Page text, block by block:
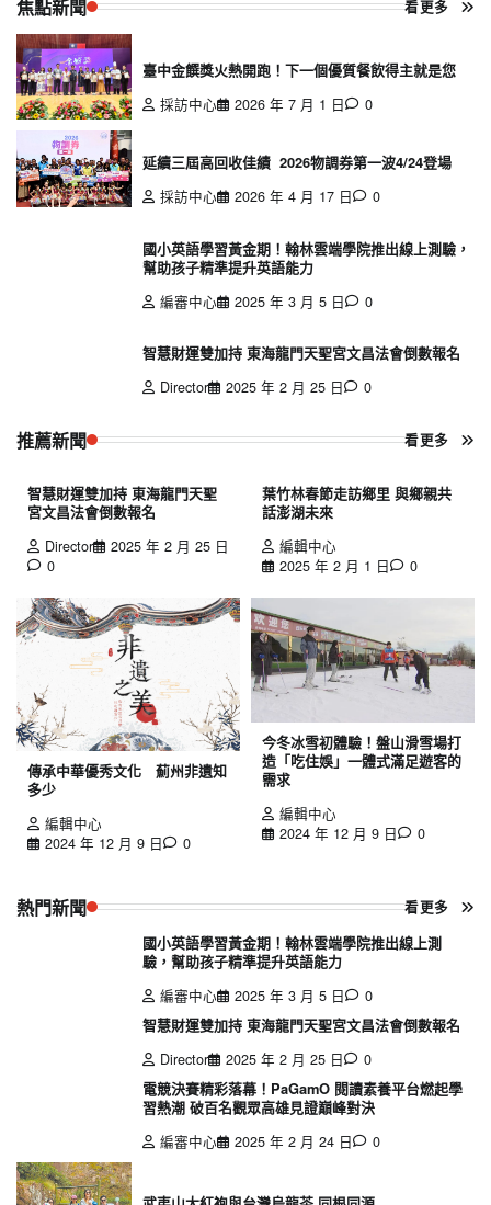
焦點新聞 看更多
臺中金饌獎火熱開跑！下一個優質餐飲得主就是您
採訪中心
2026 年 7 月 1 日 0
延續三屆高回收佳績 2026物調券第一波4/24登場
採訪中心
2026 年 4 月 17 日 0
國小英語學習黃金期！翰林雲端學院推出線上測驗，
幫助孩子精準提升英語能力
編審中心
2025 年 3 月 5 日 0
智慧財運雙加持 東海龍門天聖宮文昌法會倒數報名
Director
2025 年 2 月 25 日 0
推薦新聞 看更多
智慧財運雙加持 東海龍門天聖
宮文昌法會倒數報名
Director
2025 年 2 月 25 日
0
葉竹林春節走訪鄉里 與鄉親共
話澎湖未來
編輯中心
2025 年 2 月 1 日
0
傳承中華優秀文化 薊州非遺知
多少
編輯中心
2024 年 12 月 9 日
0
今冬冰雪初體驗！盤山滑雪場打
造「吃住娛」一體式滿足遊客的
需求
編輯中心
2024 年 12 月 9 日
0
熱門新聞 看更多
國小英語學習黃金期！翰林雲端學院推出線上測
驗，幫助孩子精準提升英語能力
編審中心
2025 年 3 月 5 日
0
智慧財運雙加持 東海龍門天聖宮文昌法會倒數報名
Director
2025 年 2 月 25 日
0
電競決賽精彩落幕！PaGamO 閱讀素養平台燃起學
習熱潮 破百名觀眾高雄見證巔峰對決
編審中心
2025 年 2 月 24 日 0